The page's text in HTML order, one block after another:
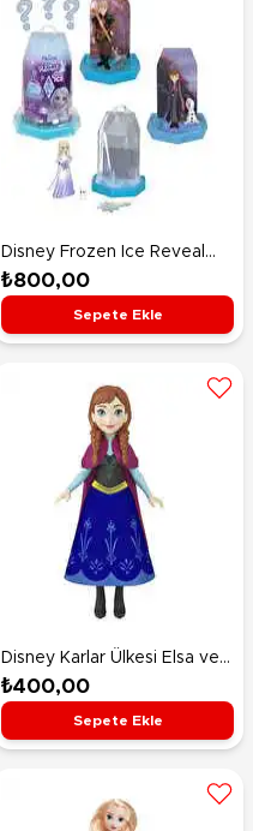
Disney Frozen Ice Reveal
Sürpriz Paket HXH17
₺800,00
Sepete Ekle
Disney Karlar Ülkesi Elsa ve
Anna Mini Bebekler Anna
HPD46
₺400,00
Sepete Ekle